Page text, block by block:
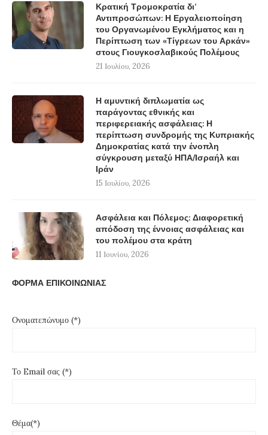
Κρατική Τρομοκρατία δι’
Αντιπροσώπων: Η Εργαλειοποίηση
του Οργανωμένου Εγκλήματος και η
Περίπτωση των «Τίγρεων του Αρκάν»
στους Γιουγκοσλαβικούς Πολέμους
21 Ιουλίου, 2026
Η αμυντική διπλωματία ως
παράγοντας εθνικής και
περιφερειακής ασφάλειας: Η
περίπτωση συνδρομής της Κυπριακής
Δημοκρατίας κατά την ένοπλη
σύγκρουση μεταξύ ΗΠΑ/Ισραήλ και
Ιράν
15 Ιουλίου, 2026
Ασφάλεια και Πόλεμος: Διαφορετική
απόδοση της έννοιας ασφάλειας και
του πολέμου στα κράτη
11 Ιουνίου, 2026
ΦΟΡΜΑ ΕΠΙΚΟΙΝΩΝΙΑΣ
Ονοματεπώνυμο (*)
Το Email σας (*)
Θέμα(*)